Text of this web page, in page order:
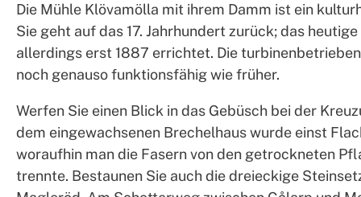
Die Mühle Klövamölla mit ihrem Damm ist ein
Sie geht auf das 17. Jahrhundert zurück; das
allerdings erst 1887 errichtet. Die
noch genauso funktionsfähig wie früher.
Werfen Sie einen Blick in das Gebüsch bei der
dem eingewachsenen Brechelhaus wurde einst
woraufhin man die Fasern von den getrockneten
trennte. Bestaunen Sie auch die dreieckige